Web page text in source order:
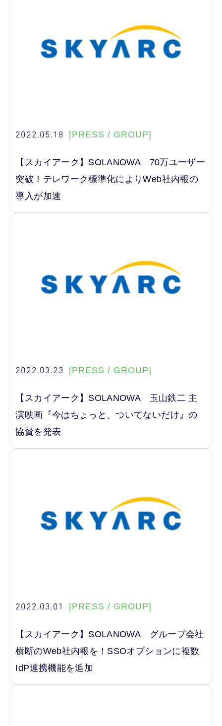
2022.05.18 [PRESS / GROUP]
【スカイアーク】SOLANOWA 70万ユーザー
突破！テレワーク標準化によりWeb社内報の
導入が加速
2022.03.23 [PRESS / GROUP]
【スカイアーク】SOLANOWA 玉山鉄二 主
演映画『今はちょっと、ついてないだけ』の
協賛を発表
2022.03.01 [PRESS / GROUP]
【スカイアーク】SOLANOWA グループ会社
横断のWeb社内報を！SSOオプションに複数
IdP連携機能を追加